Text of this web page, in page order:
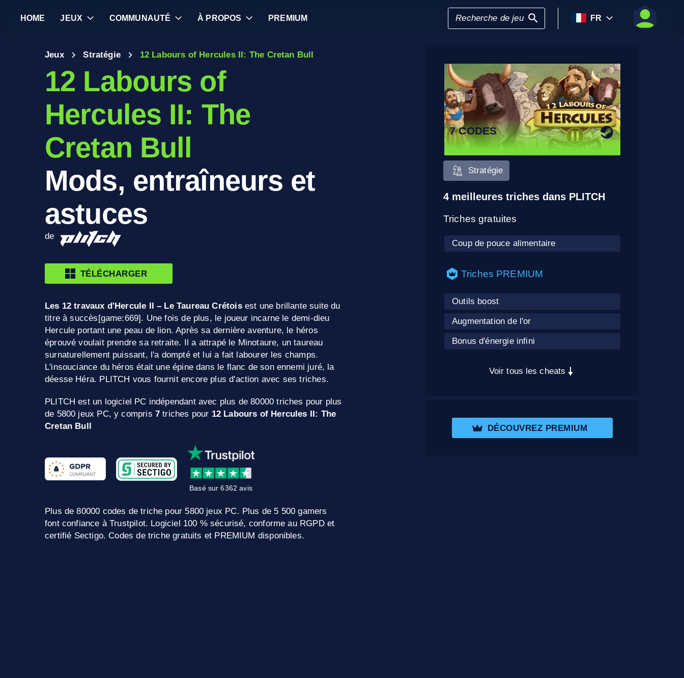
HOME JEUX COMMUNAUTÉ À PROPOS PREMIUM FR
Jeux Stratégie 12 Labours of Hercules II: The Cretan Bull
12 Labours of
Hercules II: The
Cretan Bull
Mods, entraîneurs et
astuces
de
TÉLÉCHARGER
Les 12 travaux d'Hercule II – Le Taureau Crétoisest une brillante suite du
titre à succès[game:669]. Une fois de plus, le joueur incarne le demi-dieu
Hercule portant une peau de lion. Après sa dernière aventure, le héros
éprouvé voulait prendre sa retraite. Il a attrapé le Minotaure, un taureau
surnaturellement puissant, l'a dompté et lui a fait labourer les champs.
L'insouciance du héros était une épine dans le flanc de son ennemi juré, la
déesse Héra. PLITCH vous fournit encore plus d'action avec ses triches.
PLITCH est un logiciel PC indépendant avec plus de 80000 triches pour plus
de 5800 jeux PC, y compris 7 triches pour 12 Labours of Hercules II: The
Cretan Bull
Basé sur 6362 avis
Plus de 80000 codes de triche pour 5800 jeux PC. Plus de 5 500 gamers
font confiance à Trustpilot. Logiciel 100 % sécurisé, conforme au RGPD et
certifié Sectigo. Codes de triche gratuits et PREMIUM disponibles.
7 CODES
Stratégie
4 meilleures triches dans PLITCH
Triches gratuites
Coup de pouce alimentaire
Triches PREMIUM
Outils boost
Augmentation de l'or
Bonus d'énergie infini
Voir tous les cheats
DÉCOUVREZ PREMIUM